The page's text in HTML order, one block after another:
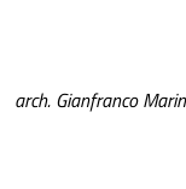
Il
arch. Gianfranco